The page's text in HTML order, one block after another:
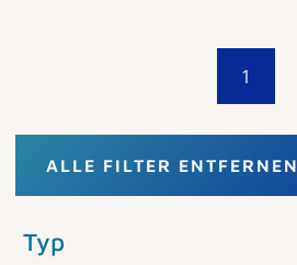
1
ALLE FILTER ENTFERNEN
Typ